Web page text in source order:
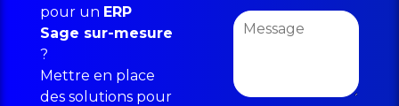
pour un ERP
Sage sur-mesure
?
Mettre en place
des solutions pour